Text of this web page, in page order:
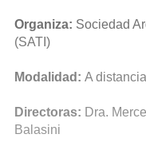
Organiza: Sociedad
(SATI)
Modalidad: A distancia
Directoras: Dra.
Balasini